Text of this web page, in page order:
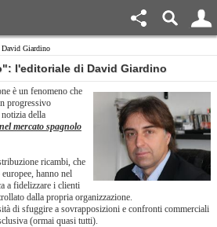
David Giardino
l'editoriale di David Giardino
è un fenomeno che
progressivo
della
mercato spagnolo
ricambi, che
hanno nel
a fidelizzare i clienti
dalla propria organizzazione.
di sfuggire a sovrapposizioni e confronti commerciali
(ormai quasi tutti).